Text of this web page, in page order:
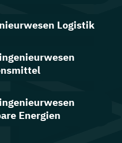
Logistik
Energien